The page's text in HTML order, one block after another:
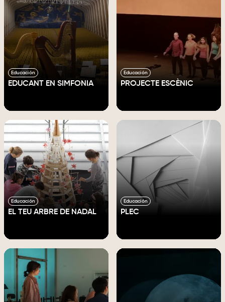
Educación
EDUCANT EN SIMFONIA
Educación
PROJECTE ESCÈNIC
Educación
EL TEU ARBRE DE NADAL
Educación
PLEC